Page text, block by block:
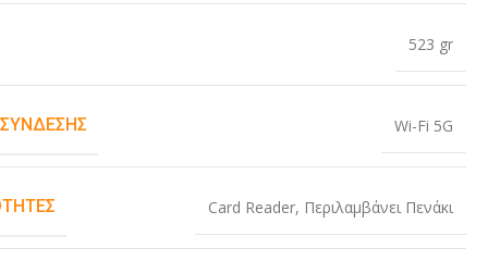
523 gr
Wi-Fi 5G
Card Reader, Περιλαμβάνει Πενάκι